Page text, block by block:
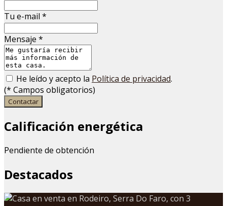
Tu e-mail *
Mensaje *
He leído y acepto la Política de privacidad.
(* Campos obligatorios)
Contactar
Calificación energética
Pendiente de obtención
Destacados